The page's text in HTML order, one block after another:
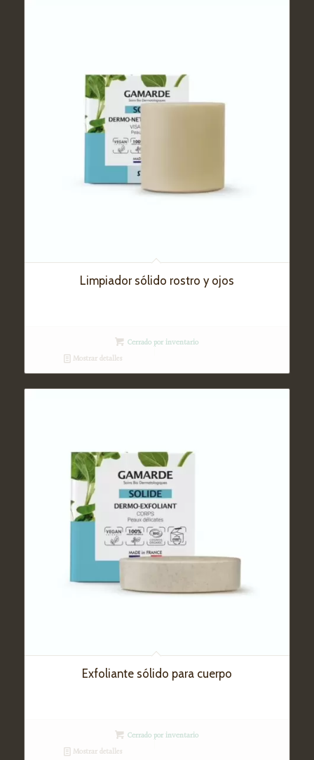
Limpiador sólido rostro y ojos
Cerrado por inventario
Mostrar detalles
Exfoliante sólido para cuerpo
Cerrado por inventario
Mostrar detalles